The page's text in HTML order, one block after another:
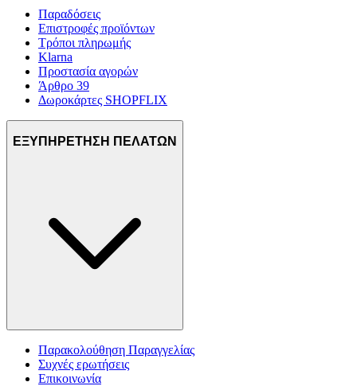
Παραδόσεις
Επιστροφές προϊόντων
Τρόποι πληρωμής
Klarna
Προστασία αγορών
Άρθρο 39
Δωροκάρτες SHOPFLIX
ΕΞΥΠΗΡΕΤΗΣΗ ΠΕΛΑΤΩΝ
Παρακολούθηση Παραγγελίας
Συχνές ερωτήσεις
Επικοινωνία